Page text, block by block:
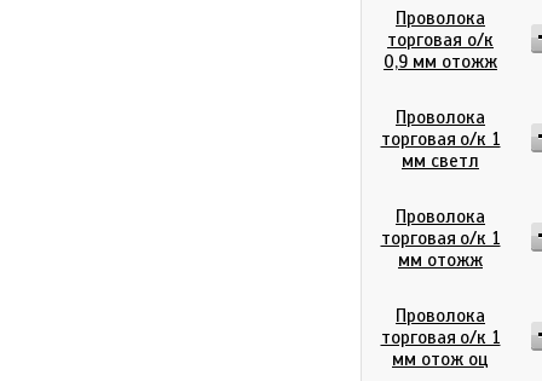
Проволока
торговая о/к
0,9 мм отожж
Проволока
торговая о/к 1
мм светл
Проволока
торговая о/к 1
мм отожж
Проволока
торговая о/к 1
мм отож оц